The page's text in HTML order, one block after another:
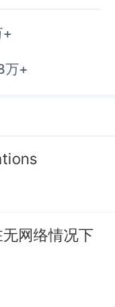
+
万+
网络情况下